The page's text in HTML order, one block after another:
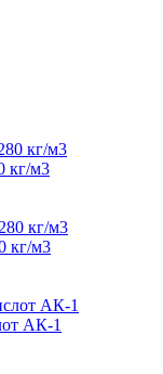
кг/м3
кг/м3
АК-1